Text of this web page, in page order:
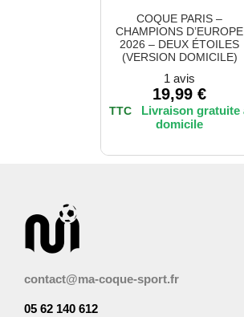
COQUE PARIS –
CHAMPIONS D’EUROPE
2026 – DEUX ÉTOILES
(VERSION DOMICILE)
1 avis
19,99€
TTC
contact@ma-coque-sport.fr
05 62 140 612